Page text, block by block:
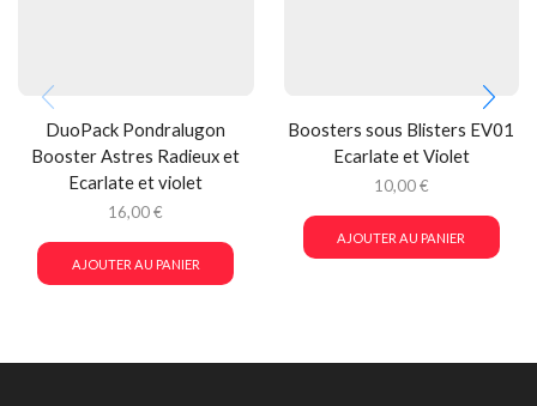
DuoPack Pondralugon
Booster Astres Radieux et
Ecarlate et violet
16,00€
AJOUTER AU PANIER
Boosters sous Blisters EV01
Ecarlate et Violet
10,00€
AJOUTER AU PANIER